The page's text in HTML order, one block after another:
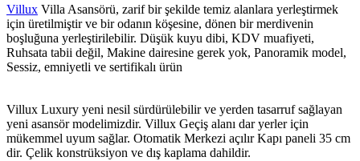
Villux Villa Asansörü, zarif bir şekilde temiz alanlara yerleştirmek
için üretilmiştir ve bir odanın köşesine, dönen bir merdivenin
boşluğuna yerleştirilebilir. Düşük kuyu dibi, KDV muafiyeti,
Ruhsata tabii değil, Makine dairesine gerek yok, Panoramik model,
Sessiz, emniyetli ve sertifikalı ürün
Villux Luxury yeni nesil sürdürülebilir ve yerden tasarruf sağlayan
yeni asansör modelimizdir. Villux Geçiş alanı dar yerler için
mükemmel uyum sağlar. Otomatik Merkezi açılır Kapı paneli 35 cm
dir. Çelik konstrüksiyon ve dış kaplama dahildir.